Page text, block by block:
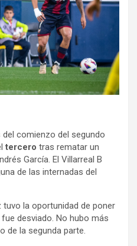
comienzo del segundo
tercero tras rematar un
García. El Villarreal B
de las internadas del
tuvo la oportunidad de poner
desviado. No hubo más
de la segunda parte.